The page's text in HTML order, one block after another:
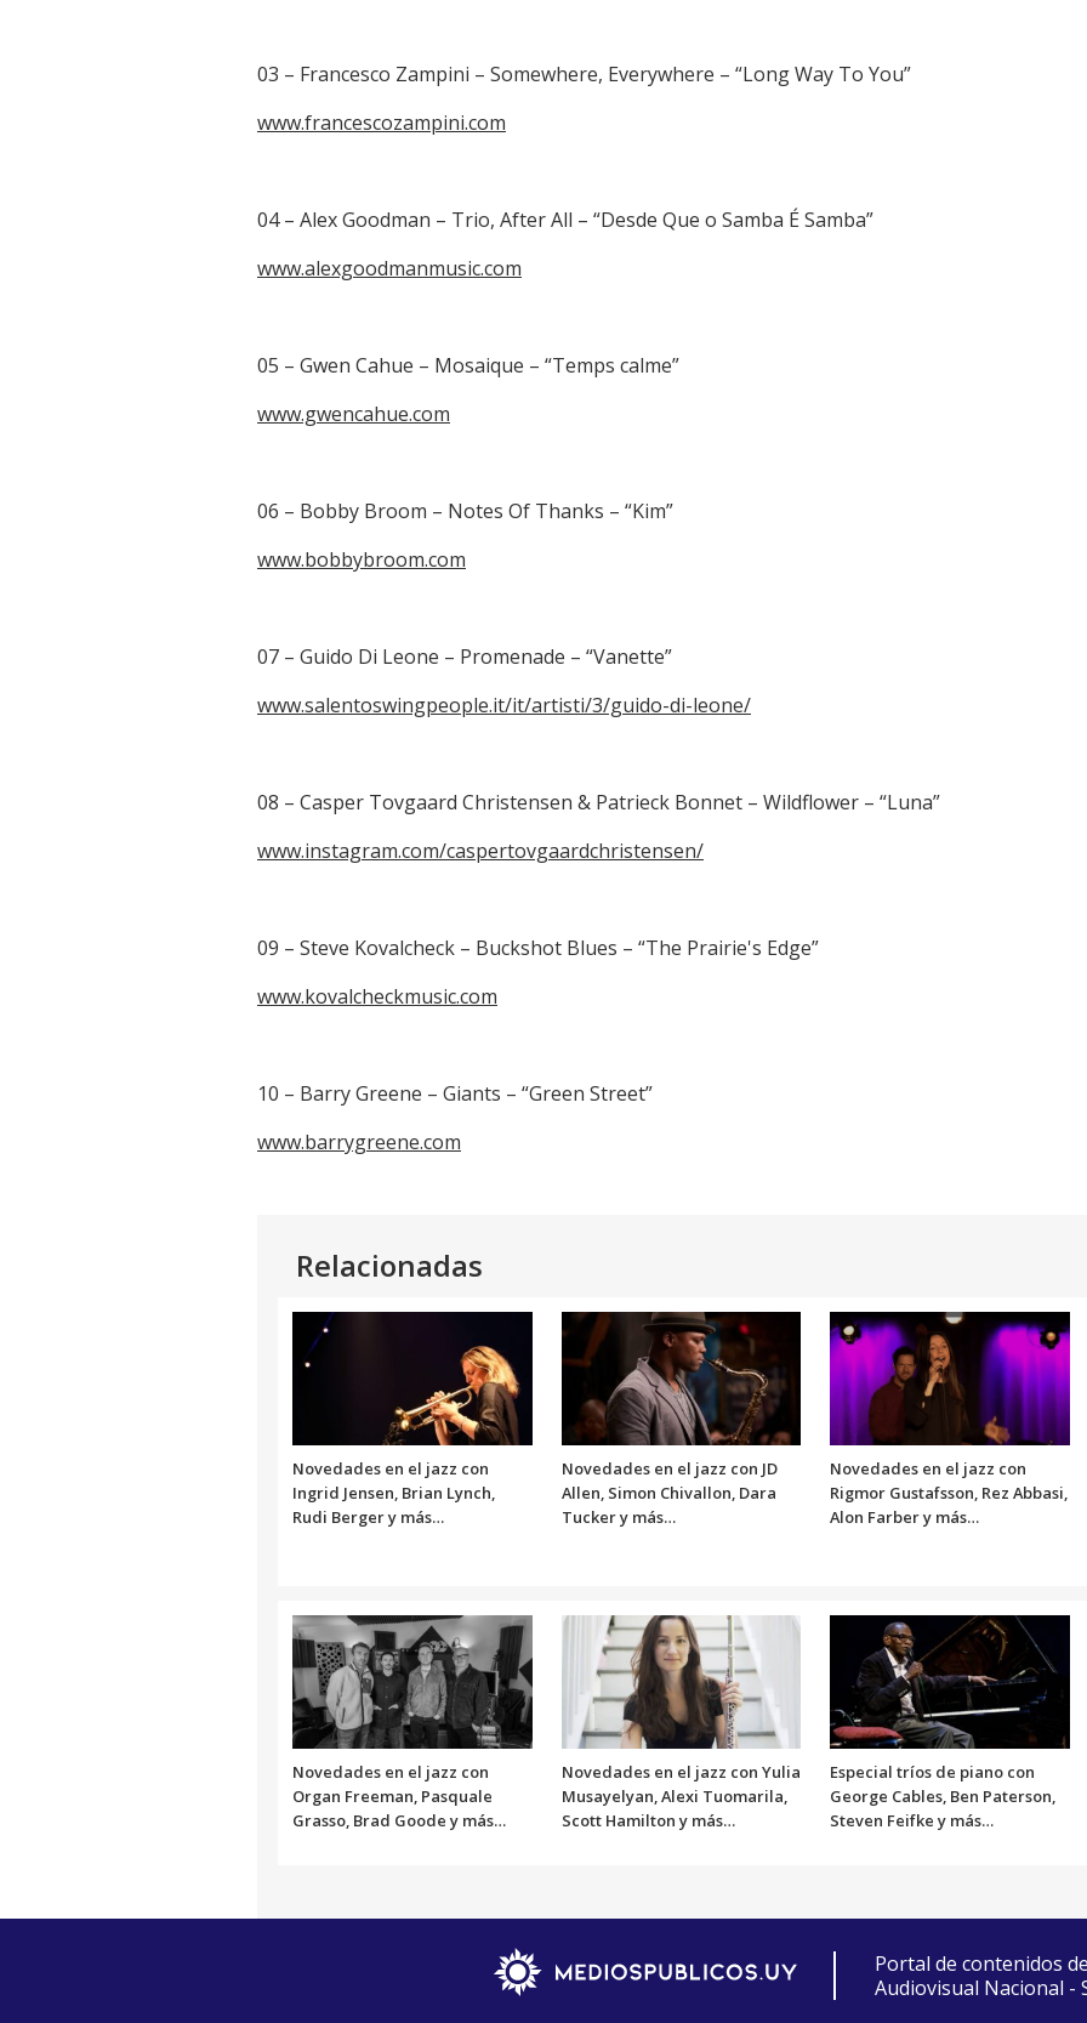
03 – Francesco Zampini – Somewhere, Everywhere – “Long Way To You”
www.francescozampini.com
04 – Alex Goodman – Trio, After All – “Desde Que o Samba É Samba”
www.alexgoodmanmusic.com
05 – Gwen Cahue – Mosaique – “Temps calme”
www.gwencahue.com
06 – Bobby Broom – Notes Of Thanks – “Kim”
www.bobbybroom.com
07 – Guido Di Leone – Promenade – “Vanette”
www.salentoswingpeople.it/it/artisti/3/guido-di-leone/
08 – Casper Tovgaard Christensen & Patrieck Bonnet – Wildflower – “Luna”
www.instagram.com/caspertovgaardchristensen/
09 – Steve Kovalcheck – Buckshot Blues – “The Prairie's Edge”
www.kovalcheckmusic.com
10 – Barry Greene – Giants – “Green Street”
www.barrygreene.com
Relacionadas
Novedades en el jazz con
Ingrid Jensen, Brian Lynch,
Rudi Berger y más…
Novedades en el jazz con JD
Allen, Simon Chivallon, Dara
Tucker y más…
Novedades en el jazz con
Rigmor Gustafsson, Rez Abbasi,
Alon Farber y más…
Novedades en el jazz con
Organ Freeman, Pasquale
Grasso, Brad Goode y más…
Novedades en el jazz con Yulia
Musayelyan, Alexi Tuomarila,
Scott Hamilton y más…
Especial tríos de piano con
George Cables, Ben Paterson,
Steven Feifke y más…
Portal de contenidos
Audiovisual Nacional -